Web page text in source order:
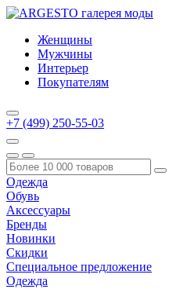
Женщины
Мужчины
Интерьер
Покупателям
+7 (499) 250-55-03
Одежда
Обувь
Аксессуары
Бренды
Новинки
Скидки
Специальное предложение
Одежда